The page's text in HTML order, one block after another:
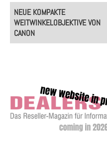
Post
navigation
NEUE KOMPAKTE
WEITWINKELOBJEKTIVE VON
CANON